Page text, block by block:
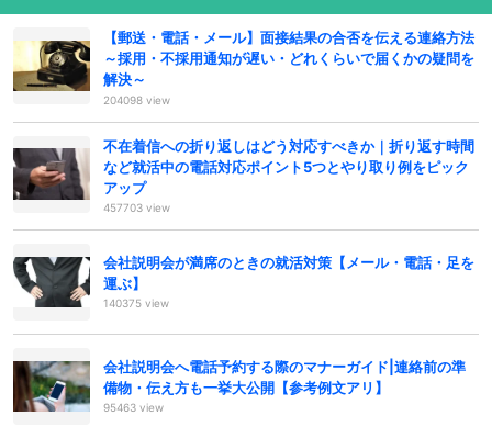
【郵送・電話・メール】面接結果の合否を伝える連絡方法
～採用・不採用通知が遅い・どれくらいで届くかの疑問を
解決～
204098 view
不在着信への折り返しはどう対応すべきか｜折り返す時間
など就活中の電話対応ポイント5つとやり取り例をピック
アップ
457703 view
会社説明会が満席のときの就活対策【メール・電話・足を
運ぶ】
140375 view
会社説明会へ電話予約する際のマナーガイド|連絡前の準
備物・伝え方も一挙大公開【参考例文アリ】
95463 view